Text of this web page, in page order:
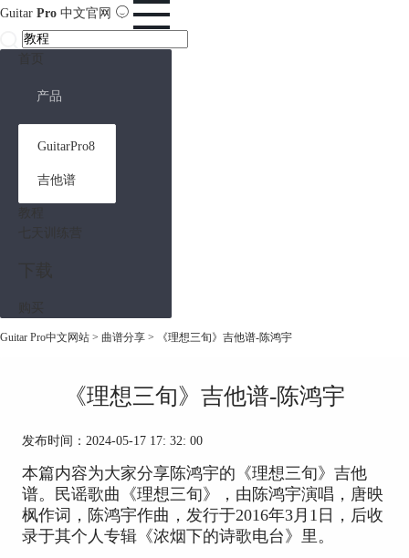
Guitar Pro 中文官网
产品
GuitarPro8
吉他谱
Guitar Pro中文网站 > 曲谱分享 > 《理想三旬》吉他谱-陈鸿宇
《理想三旬》吉他谱-陈鸿宇
发布时间：2024-05-17 17: 32: 00
本篇内容为大家分享陈鸿宇的《理想三旬》吉他
谱。民谣歌曲《理想三旬》，由陈鸿宇演唱，唐映
枫作词，陈鸿宇作曲，发行于2016年3月1日，后收
录于其个人专辑《浓烟下的诗歌电台》里。